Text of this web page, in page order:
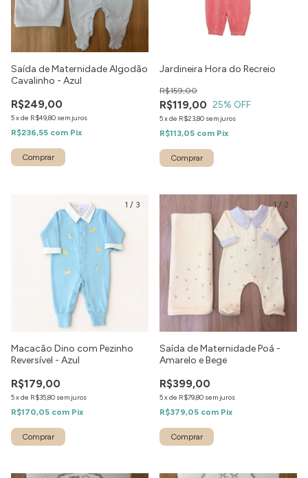
Saída de Maternidade Algodão
Cavalinho - Azul
R$249,00
5xde R$49,80 sem juros
R$236,55 com Pix
Comprar
Jardineira Hora do Recreio
R$119,00
R$159,00
25% OFF
5xde R$23,80 sem juros
R$113,05 com Pix
Comprar
1 / 3
Macacão Dino com Pezinho
Reversível - Azul
R$179,00
5xde R$35,80 sem juros
R$170,05 com Pix
Comprar
1 / 2
Saída de Maternidade Poá -
Amarelo e Bege
R$399,00
5xde R$79,80 sem juros
R$379,05 com Pix
Comprar